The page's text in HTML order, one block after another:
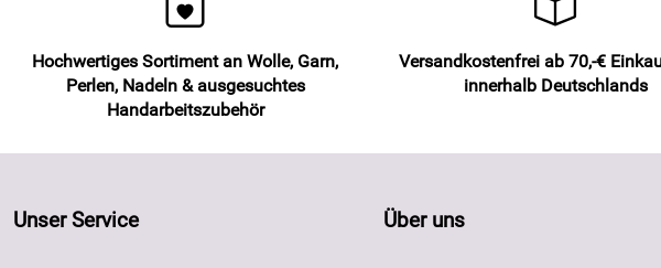
Hochwertiges Sortiment an Wolle, Garn,
Perlen, Nadeln & ausgesuchtes
Handarbeitszubehör
Versandkostenfrei ab 70,-€
innerhalb Deutschlands
Unser Service Über uns